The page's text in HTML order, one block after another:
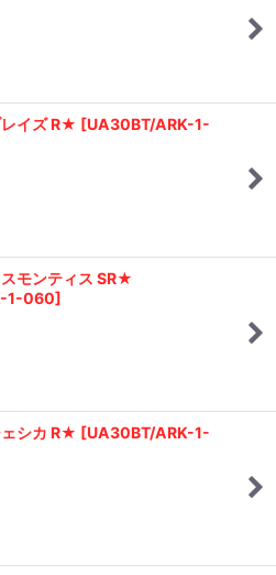
レイズ R★ [UA30BT/ARK-1-
スモンティス SR★
1-060]
ェシカ R★ [UA30BT/ARK-1-